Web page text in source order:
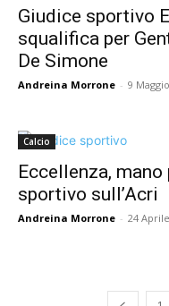
Giudice sportivo
squalifica per
De Simone
Andreina Morrone - 9
Calcio
Eccellenza,
sportivo sull’Acri
Andreina Morrone - 24